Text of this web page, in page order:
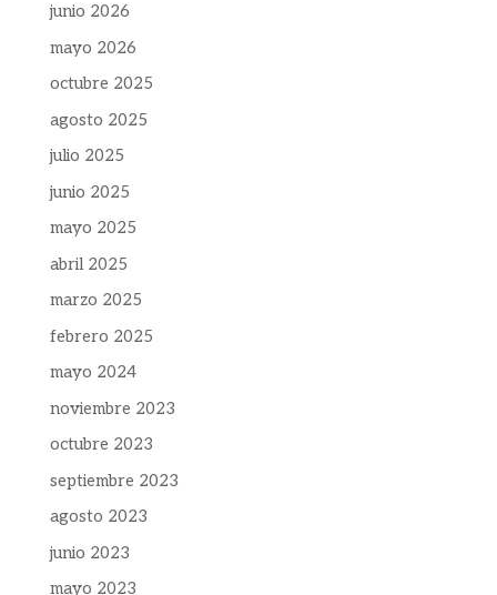
junio 2026
mayo 2026
octubre 2025
agosto 2025
julio 2025
junio 2025
mayo 2025
abril 2025
marzo 2025
febrero 2025
mayo 2024
noviembre 2023
octubre 2023
septiembre 2023
agosto 2023
junio 2023
mayo 2023